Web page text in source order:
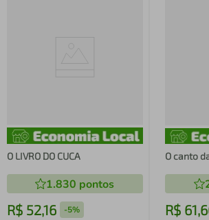
O LIVRO DO CUCA
1.830 pontos
R$ 52,16 -5%
O canto
R$ 61,